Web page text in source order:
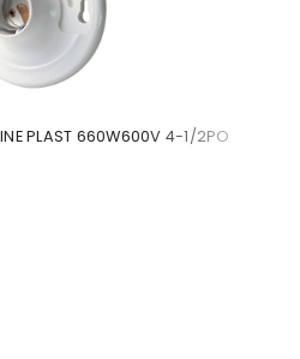
PLAST 660W600V 4-1/2PO